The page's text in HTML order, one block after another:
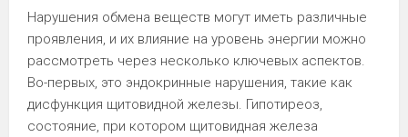
Нарушения обмена веществ могут иметь различные
проявления, и их влияние на уровень энергии можно
рассмотреть через несколько ключевых аспектов.
Во-первых, это эндокринные нарушения, такие как
дисфункция щитовидной железы. Гипотиреоз,
состояние, при котором щитовидная железа